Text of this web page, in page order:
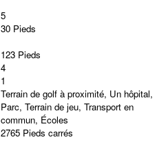
5
30 Pieds
123 Pieds
4
1
Terrain de golf à proximité, Un hôpital,
Parc, Terrain de jeu, Transport en
commun, Écoles
2765 Pieds carrés